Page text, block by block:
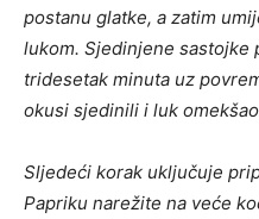
postanu glatke, a zatim
lukom. Sjedinjene sastojke
tridesetak minuta uz
okusi sjedinili i luk
Sljedeći korak uključuje
Papriku narežite na veće